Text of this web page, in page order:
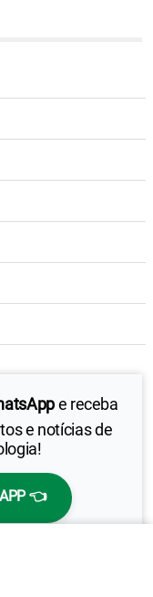
e receba
e notícias de
👈